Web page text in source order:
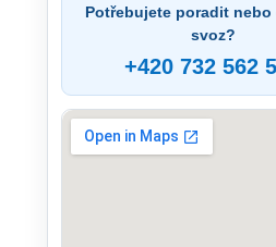
Potřebujete poradit
svoz?
+420 732 562